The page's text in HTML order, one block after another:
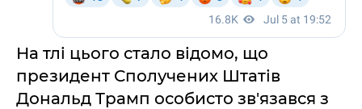
На тлі цього стало відомо, що
президент Сполучених Штатів
Дональд Трамп особисто зв'язався з